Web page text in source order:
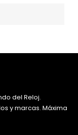
del Reloj.
y marcas. Máxima